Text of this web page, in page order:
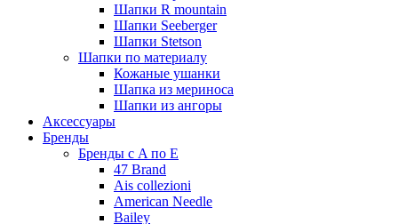
Шапки R mountain
Шапки Seeberger
Шапки Stetson
Шапки по материалу
Кожаные ушанки
Шапка из мериноса
Шапки из ангоры
Аксессуары
Бренды
Бренды с A по E
47 Brand
Ais collezioni
American Needle
Bailey